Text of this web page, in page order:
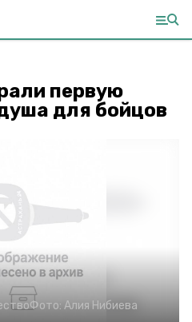
первую
для бойцов
Фото: Алия Нибиева